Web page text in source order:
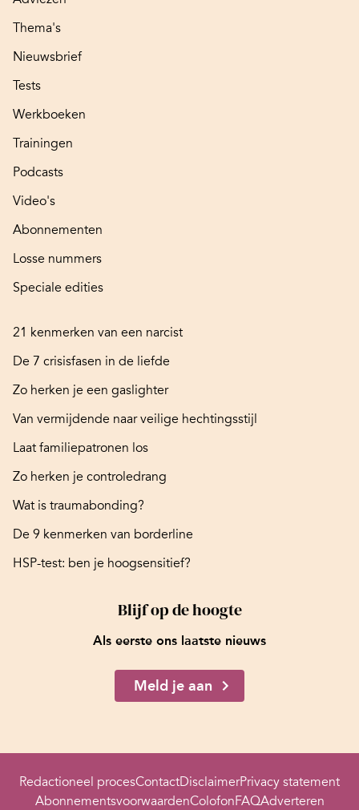
Thema's
Nieuwsbrief
Tests
Werkboeken
Trainingen
Podcasts
Video's
Abonnementen
Losse nummers
Speciale edities
21 kenmerken van een narcist
De 7 crisisfasen in de liefde
Zo herken je een gaslighter
Van vermijdende naar veilige hechtingsstijl
Laat familiepatronen los
Zo herken je controledrang
Wat is traumabonding?
De 9 kenmerken van borderline
HSP-test: ben je hoogsensitief?
Blijf op de hoogte
Als eerste ons laatste nieuws
Meld je aan
Redactioneel procesContactDisclaimerPrivacy statement
AbonnementsvoorwaardenColofonFAQAdverteren